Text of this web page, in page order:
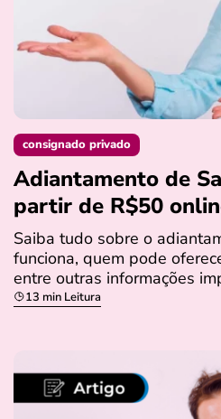
consignado privado
Adiantamento de
partir de R$50
Saiba tudo sobre o
funciona, quem pode
entre outras informações
13 min Leitura